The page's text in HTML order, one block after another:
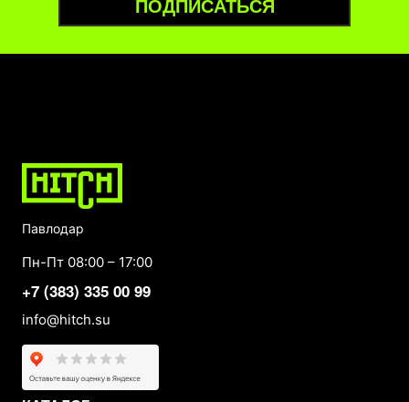
Павлодар
Пн-Пт 08:00 – 17:00
+7 (383) 335 00 99
info@hitch.su